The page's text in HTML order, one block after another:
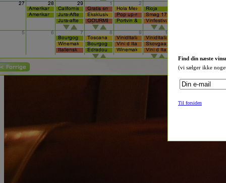
Find din næste
(vi sælger ikke
Til forsiden